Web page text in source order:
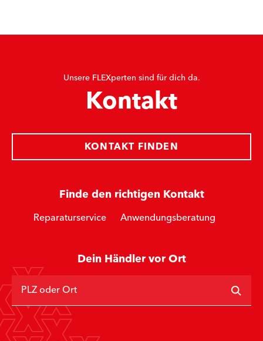
Unsere FLEXperten sind für dich da.
Kontakt
Finde den richtigen Kontakt
Reparaturservice Anwendungsberatung
KONTAKT FINDEN
Dein Händler vor Ort
PLZ oder Ort